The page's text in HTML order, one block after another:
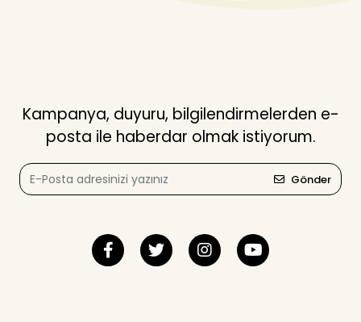
Kampanya, duyuru, bilgilendirmelerden e-
posta ile haberdar olmak istiyorum.
Gönder